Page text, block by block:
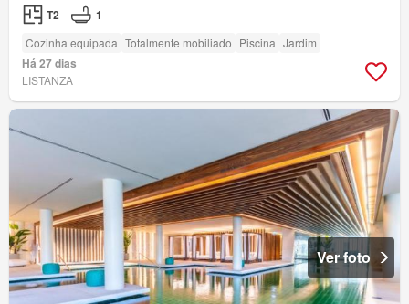
T2 1
Cozinha equipada Totalmente mobiliado Piscina Jardim
Há 27 dias
LISTANZA
Ver foto